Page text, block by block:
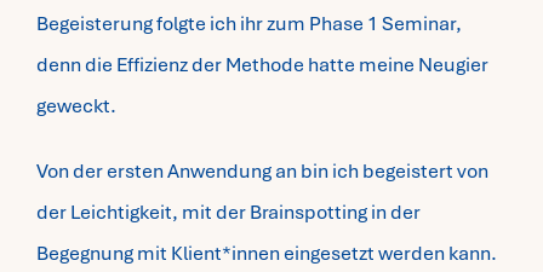
Begeisterung folgte ich ihr zum Phase 1 Seminar,
denn die Effizienz der Methode hatte meine Neugier
geweckt.
Von der ersten Anwendung an bin ich begeistert von
der Leichtigkeit, mit der Brainspotting in der
Begegnung mit Klient*innen eingesetzt werden kann.